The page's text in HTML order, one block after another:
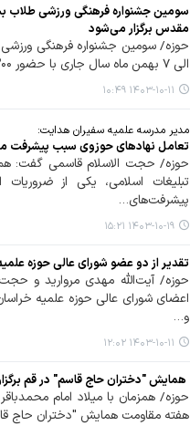
سومین جشنواره فرهنگی ورزشی طلاب
مقدس برگزار می‌شود
الی ۷ بهمن ماه سال جاری با حضور ۱۳۰۰ نفر از طلاب در ۸ رشته ورزشی برگزار می‌شود.
۱۴۰۳-۱۰-۱۱ ۱۰:۴۹
مدیر مدرسه علمیه سفیران هدایت:
تعامل نهادهای حوزوی سبب پیشرفت
حوزه/ حجت الاسلام قاسمی گفت:
تبلیغات اسلامی، یکی از
پیشرفت‌های…
۱۴۰۳-۱۰-۱۹ ۱۵:۲۱
تقدیر از دو عضو شورای عالی حوزه
حوزه/ آیت‌الله مهدی مروارید و
اعضای شورای عالی حوزه علمیه
و…
۱۴۰۳-۱۰-۱۱ ۱۲:۰۲
همایش "دختران حاج قاسم" در قم
حوزه/ همزمان با میلاد امام
هفته مقاومت همایش "دختران حاج